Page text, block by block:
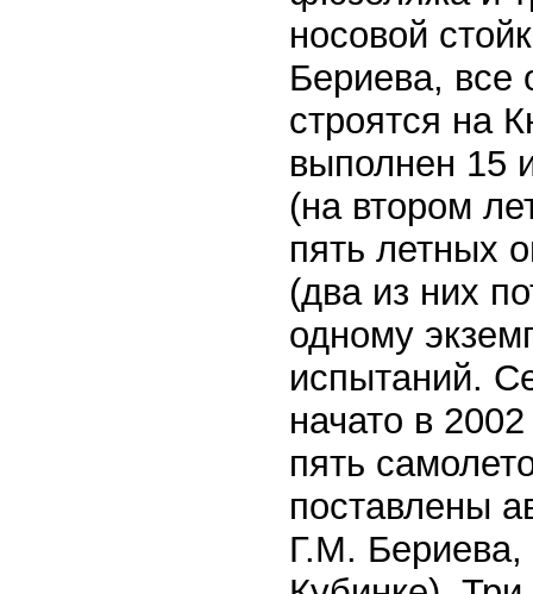
носовой
Бериева, все
строятся на
выполнен 15
(на втором
пять летных
(два из них
одному
испытаний.
начато в
пять
поставлены
Г.М. Бериева,